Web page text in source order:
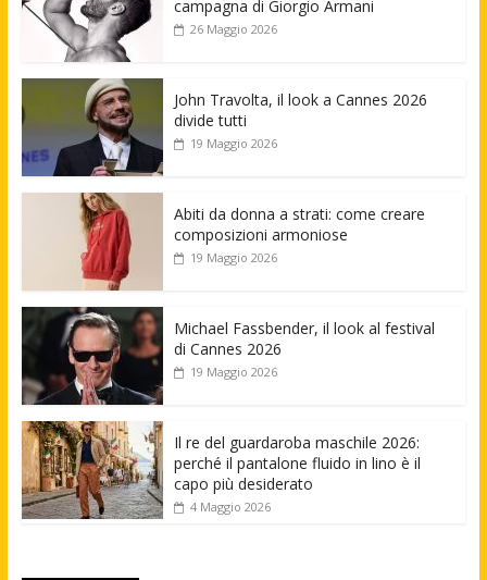
campagna di Giorgio Armani
26 Maggio 2026
John Travolta, il look a Cannes 2026
divide tutti
19 Maggio 2026
Abiti da donna a strati: come creare
composizioni armoniose
19 Maggio 2026
Michael Fassbender, il look al festival
di Cannes 2026
19 Maggio 2026
Il re del guardaroba maschile 2026:
perché il pantalone fluido in lino è il
capo più desiderato
4 Maggio 2026